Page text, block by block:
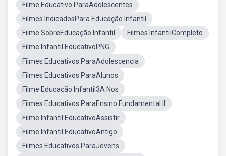
Filme Educativo ParaAdolescentes
Filmes IndicadosPara Educação Infantil
Filme SobreEducação Infantil
Filmes InfantilCompleto
Filme Infantil EducativoPNG
Filmes Educativos ParaAdolescencia
Filmes Educativos ParaAlunos
Filme Educação Infantil3A Nos
Filmes Educativos ParaEnsino Fundamental II
Filme Infantil EducativoAssistir
Filme Infantil EducativoAntigo
Filmes Educativos ParaJovens